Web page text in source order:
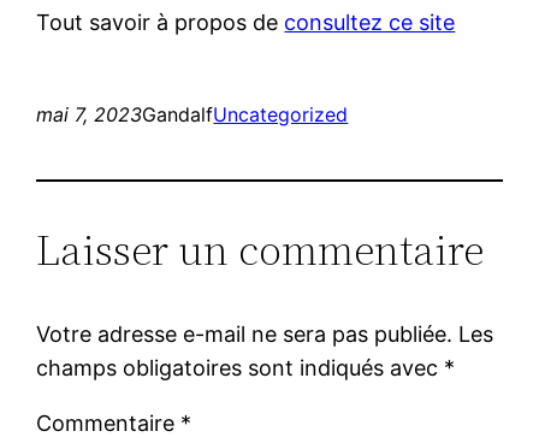
Tout savoir à propos de consultez ce site
mai 7, 2023GandalfUncategorized
Laisser un commentaire
Votre adresse e-mail ne sera pas publiée. Les
champs obligatoires sont indiqués avec *
Commentaire *